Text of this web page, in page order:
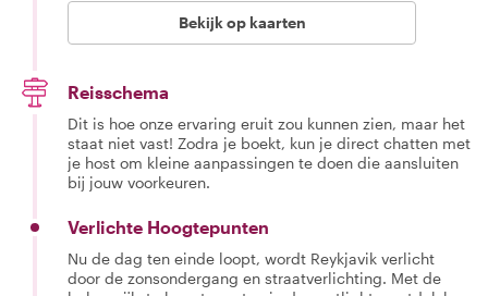
Bekijk op kaarten
Reisschema
Dit is hoe onze ervaring eruit zou kunnen zien, maar het
staat niet vast! Zodra je boekt, kun je direct chatten met
je host om kleine aanpassingen te doen die aansluiten
bij jouw voorkeuren.
Verlichte Hoogtepunten
Nu de dag ten einde loopt, wordt Reykjavik verlicht
door de zonsondergang en straatverlichting. Met de